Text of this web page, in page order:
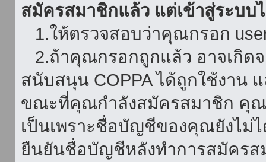
สมัครสมาชิกแล้ว แต่เข้าสู่ระบบ
1.ให้ตรวจสอบว่าคุณกรอก
2.ถ้าคุณกรอกถูกแล้ว อาจเกิด
สนับสนุน COPPA ได้ถูกใช้งาน
ขณะที่คุณกำลังสมัครสมาชิก คุ
เป็นเพราะชื่อบัญชีของคุณยังไม่
ยืนยันชื่อบัญชีหลังทำการสมัครส